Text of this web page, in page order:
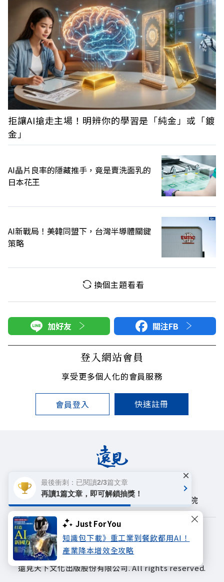
Just For You
知識包下載》重工業到餐飲都用AI！
產業降本增效全攻略
拒讓AI搶走主場！明辨你的學習是「純金」或「鍍
金」
AI晶片良率的隱藏推手，竟是賣洗面乳的
日本花王
AI新戰局！美韓同盟下，台灣半導體關鍵
策略
換個主題看看
加好友 關注FB
登入網站會員
享受更多個人化的會員服務
會員登入 快速註冊
遠見雜誌 哈佛商業評論
未來親子學習平台
50+ 領導影響力學院
著作權聲明
隱私權政策
Copyright© 1999~2026
遠見天下文化出版股份有限公司. All rights reserved.
最後衝刺：已閱讀2/3篇文章
再讀1篇文章，即可解鎖抽獎！
×